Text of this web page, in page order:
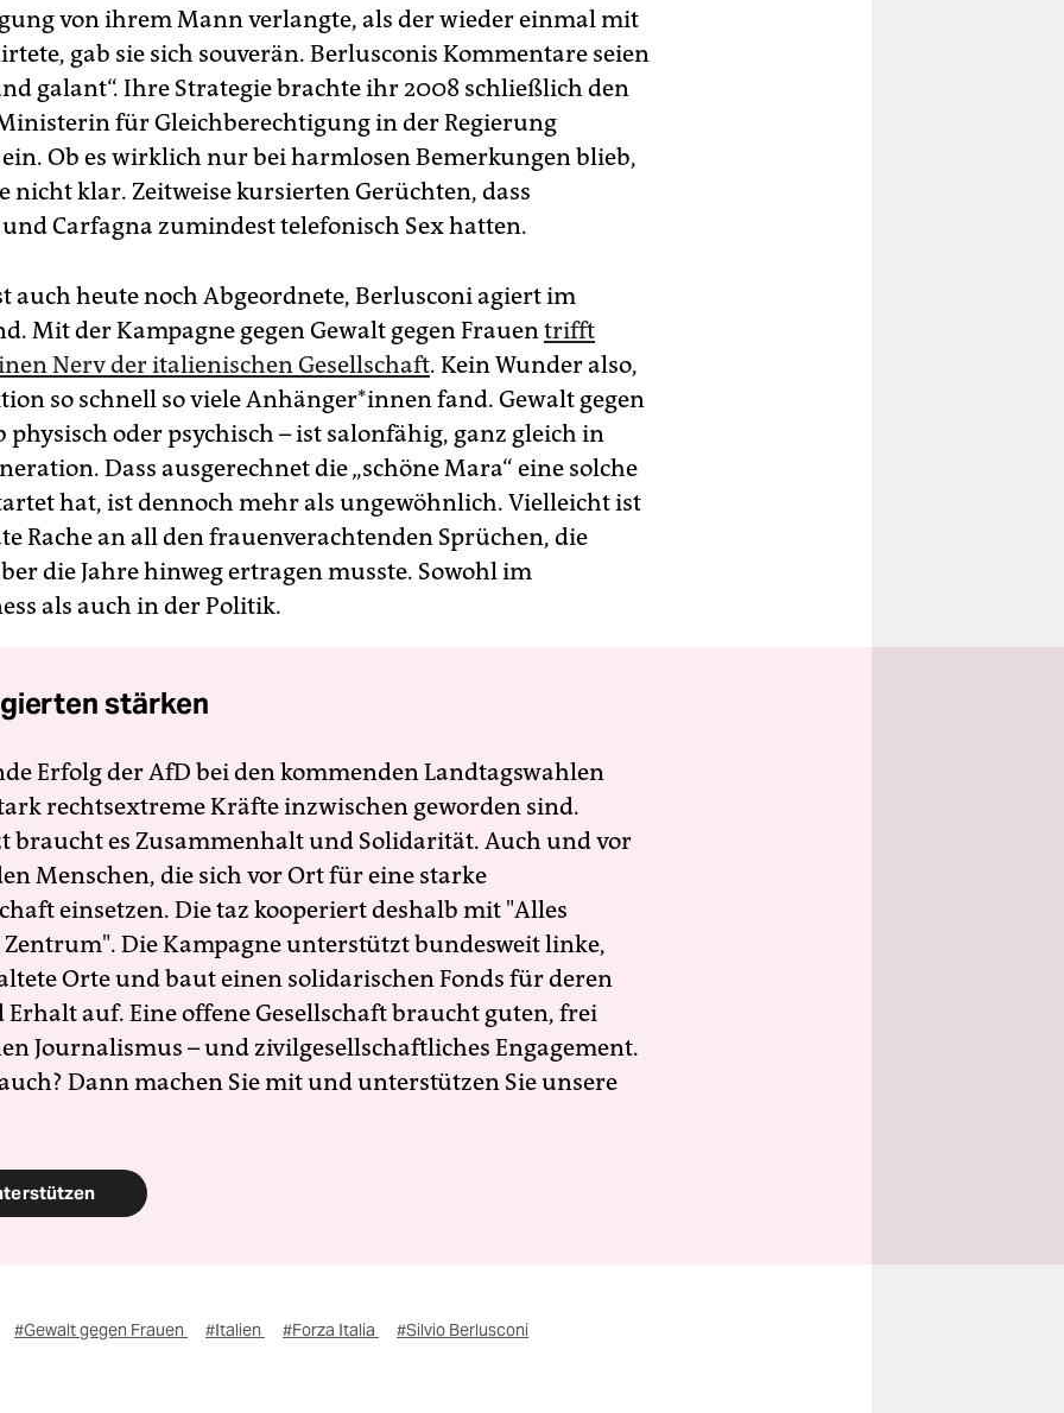
von ihrem Mann verlangte, als der wieder einmal mit
gab sie sich souverän. Berlusconis Kommentare seien
galant“. Ihre Strategie brachte ihr 2008 schließlich den
für Gleichberechtigung in der Regierung
Ob es wirklich nur bei harmlosen Bemerkungen blieb,
nicht klar. Zeitweise kursierten Gerüchten, dass
Carfagna zumindest telefonisch Sex hatten.
auch heute noch Abgeordnete, Berlusconi agiert im
Mit der Kampagne gegen Gewalt gegen Frauentrifft
Nerv der italienischen Gesellschaft. Kein Wunder also,
so schnell so viele Anhänger*innen fand. Gewalt gegen
physisch oder psychisch – ist salonfähig, ganz gleich in
Dass ausgerechnet die „schöne Mara“ eine solche
hat, ist dennoch mehr als ungewöhnlich. Vielleicht ist
Rache an all den frauenverachtenden Sprüchen, die
die Jahre hinweg ertragen musste. Sowohl im
als auch in der Politik.
stärken
Erfolg der AfD bei den kommenden Landtagswahlen
rechtsextreme Kräfte inzwischen geworden sind.
braucht es Zusammenhalt und Solidarität. Auch und vor
Menschen, die sich vor Ort für eine starke
einsetzen. Die taz kooperiert deshalb mit "Alles
Die Kampagne unterstützt bundesweit linke,
Orte und baut einen solidarischen Fonds für deren
Erhalt auf. Eine offene Gesellschaft braucht guten, frei
Journalismus – und zivilgesellschaftliches Engagement.
Dann machen Sie mit und unterstützen Sie unsere
#Gewalt gegen Frauen #Italien #Forza Italia
#Silvio Berlusconi